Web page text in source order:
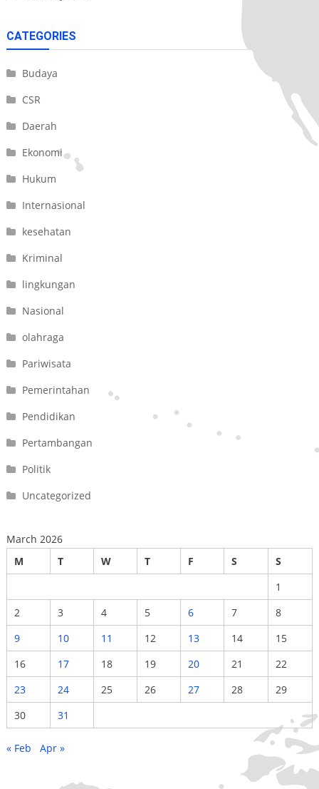
CATEGORIES
Budaya
CSR
Daerah
Ekonomi
Hukum
Internasional
kesehatan
Kriminal
lingkungan
Nasional
olahraga
Pariwisata
Pemerintahan
Pendidikan
Pertambangan
Politik
Uncategorized
March 2026
M
T W T F S
S
1
2
3 4 5 6 7
8
9
10 11 12 13 14
15
16
17 18 19 20 21
22
23
24 25 26 27 28
29
30
31
« Feb Apr »